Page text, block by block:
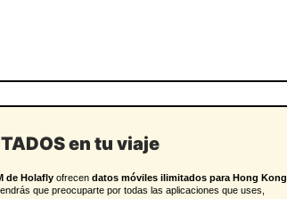
en tu viaje
de Holaflyofrecen datos móviles ilimitados para Hong Kong
que preocuparte por todas las aplicaciones que uses,